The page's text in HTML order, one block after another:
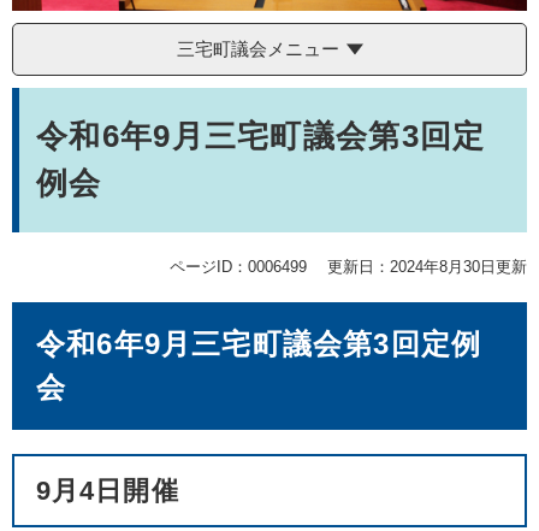
三宅町議会メニュー
令和6年9月三宅町議会第3回定
例会
ページID：0006499 更新日：2024年8月30日更新
令和6年9月三宅町議会第3回定例
会
9月4日開催